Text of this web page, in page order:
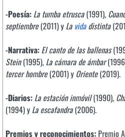
-Poesía: La tumba etrusca(1991),
septiembre(2011) y La vidadistinta
-Narrativa: El canto de las ballenas
Stein(1995), La cámara de ámbar
tercer hombre(2001) y Oriente(2019).
-Diarios: La estación inmóvil(1990),
(1994) y La escafandra(2006).
Premios y reconocimientos: Premio